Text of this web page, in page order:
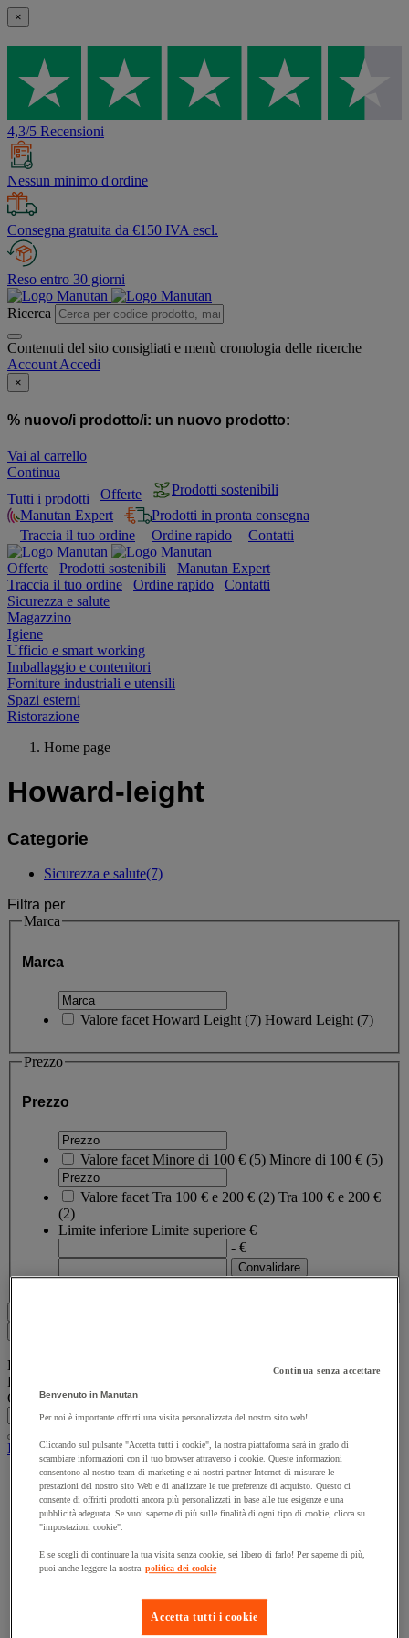
×
4,3/5 Recensioni
Nessun minimo d'ordine
Consegna gratuita da €150 IVA escl.
Reso entro 30 giorni
Ricerca
Contenuti del sito consigliati e menù cronologia delle ricerche
Account Accedi
×
% nuovo/i prodotto/i: un nuovo prodotto:
Vai al carrello
Continua
Tutti i prodotti
Offerte
Prodotti sostenibili
Manutan Expert
Prodotti in pronta consegna
Traccia il tuo ordine
Ordine rapido Contatti
Offerte Prodotti sostenibili
Manutan Expert
Traccia il tuo ordine
Ordine rapido
Contatti
Sicurezza e salute
Magazzino
Igiene
Ufficio e smart working
Imballaggio e contenitori
Forniture industriali e utensili
Spazi esterni
Ristorazione
Home page
Howard-leight
Categorie
Sicurezza e salute(7)
Filtra per
Marca
Marca
Valore facet Howard Leight (7) Howard Leight (7)
Prezzo
Prezzo
Valore facet Minore di 100 € (5) Minore di 100 € (5)
Valore facet Tra 100 € e 200 € (2) Tra 100 € e 200 €
(2)
Limite inferiore Limite superiore €
- €
Elenco prodotti
Prodotti:
Ordina per
IN SCONTO!
Continua senza accettare
Benvenuto in Manutan
Per noi è importante offrirti una visita personalizzata del nostro sito web!
Cliccando sul pulsante "Accetta tutti i cookie", la nostra piattaforma sarà in grado di
scambiare informazioni con il tuo browser attraverso i cookie. Queste informazioni
consentono al nostro team di marketing e ai nostri partner Internet di misurare le
prestazioni del nostro sito Web e di analizzare le tue preferenze di acquisto. Questo ci
consente di offrirti prodotti ancora più personalizzati in base alle tue esigenze e una
pubblicità adeguata. Se vuoi saperne di più sulle finalità di ogni tipo di cookie, clicca su
"impostazioni cookie".
E se scegli di continuare la tua visita senza cookie, sei libero di farlo! Per saperne di più,
puoi anche leggere la nostra politica dei cookie
Accetta tutti i cookie